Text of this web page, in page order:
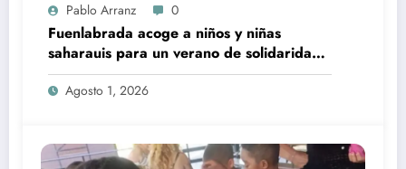
Pablo Arranz 0
Fuenlabrada acoge a niños y niñas
saharauis para un verano de solidaridad
y bienestar
Agosto 1, 2026